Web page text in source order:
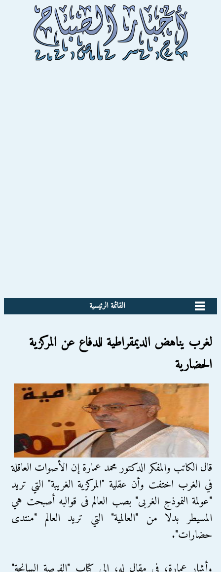
القائمة الرئيسية
لغرب يناهض الديمقراطية للدفاع عن المركزية
الحضارية
قال الكاتب والمفكر الدكتور محمد عمارة إن الأصوات العاقلة
في الغرب اختفت وأن عقلية "المركزية الغريبة" التي تريد
"عولمة النموذج الغربى" بصب العالم فى قوالبه أصبحت هي
المسيطر بدلا من "العالمية" التي تريد العالم "منتدى
حضارات".